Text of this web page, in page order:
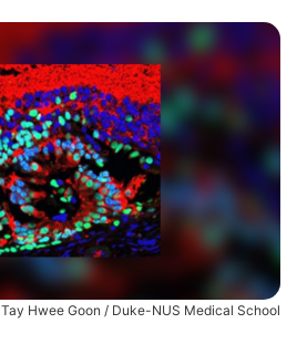
Tay Hwee Goon / Duke-NUS Medical School